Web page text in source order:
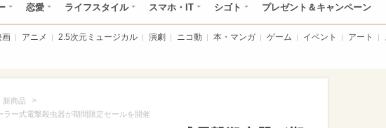
恋愛 ライフスタイル スマホ・IT シゴト プレゼント＆キャンペーン
画 アニメ 2.5次元ミュージカル 演劇 ニコ動 本・マンガ ゲーム イベント アート
新商品 >
ー式電撃殺虫器が期間限定セールを開催